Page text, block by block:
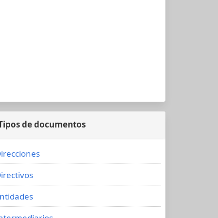
de documentos